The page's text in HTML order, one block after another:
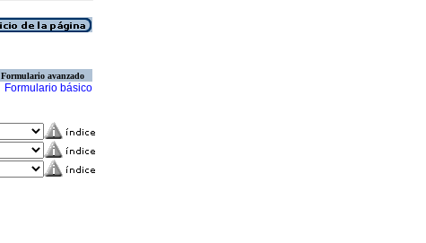
Formulario avanzado
Formulario básico